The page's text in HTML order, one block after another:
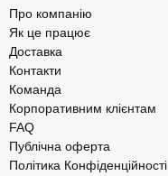
Про компанію
Як це працює
Доставка
Контакти
Команда
Корпоративним клієнтам
FAQ
Публічна оферта
Політика Конфіденційності